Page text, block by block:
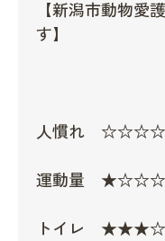
【新潟市動物愛
す】
人慣れ
運動量
トイレ